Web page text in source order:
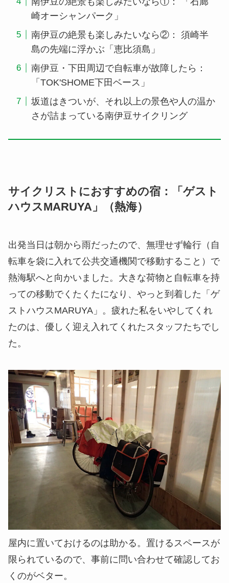
崎オーシャンパーク」
南伊豆の絶景も楽しみたいなら②： 須崎半
島の先端に浮かぶ「恵比須島」
南伊豆・下田周辺で自転車が故障したら：
「TOK'SHOME下田ベース」
坂道はきついが、それ以上の景色や人の温か
さが詰まっている南伊豆サイクリング
サイクリストにおすすめの宿：「ゲスト
ハウスMARUYA」（熱海）
出発当日は朝から雨だったので、無理せず輪行（自
転車を袋に入れて公共交通機関で移動すること）で
熱海駅へと向かいました。大きな荷物と自転車を持
っての移動でくたくたになり、やっと到着した「ゲ
ストハウスMARUYA」。疲れた私をいやしてくれ
たのは、優しく迎え入れてくれたスタッフたちでし
た。
屋内に置いておけるのは助かる。置けるスペースが
限られているので、事前に問い合わせて確認してお
くのがベター。